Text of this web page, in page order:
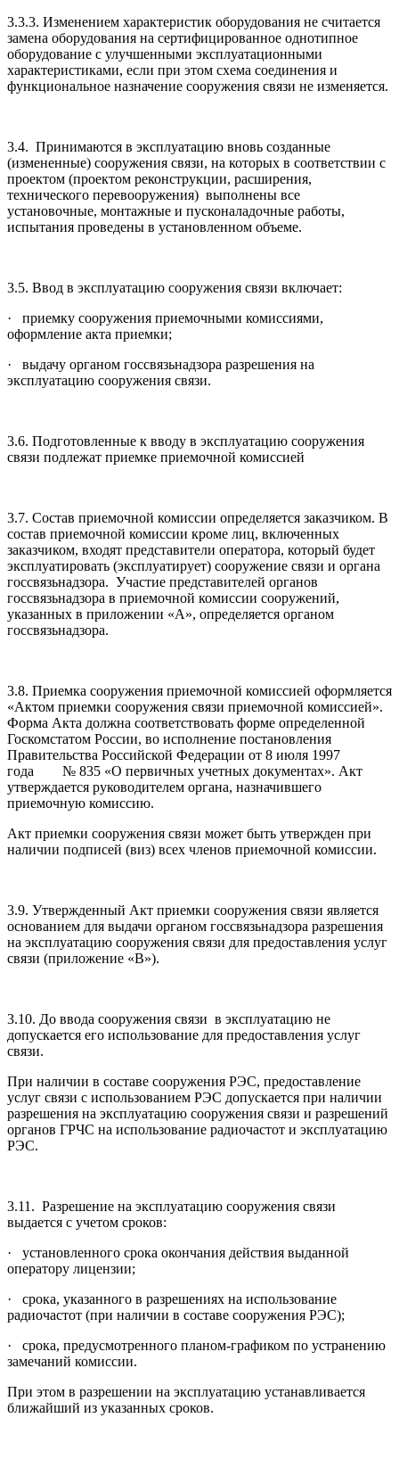
3.3.3. Изменением характеристик оборудования не считается
замена оборудования на сертифицированное однотипное
оборудование с улучшенными эксплуатационными
характеристиками, если при этом схема соединения и
функциональное назначение сооружения связи не изменяется.
3.4. Принимаются в эксплуатацию вновь созданные
(измененные) сооружения связи, на которых в соответствии с
проектом (проектом реконструкции, расширения,
технического перевооружения) выполнены все
установочные, монтажные и пусконаладочные работы,
испытания проведены в установленном объеме.
3.5. Ввод в эксплуатацию сооружения связи включает:
· приемку сооружения приемочными комиссиями,
оформление акта приемки;
· выдачу органом госсвязьнадзора разрешения на
эксплуатацию сооружения связи.
3.6. Подготовленные к вводу в эксплуатацию сооружения
связи подлежат приемке приемочной комиссией
3.7. Состав приемочной комиссии определяется заказчиком. В
состав приемочной комиссии кроме лиц, включенных
заказчиком, входят представители оператора, который будет
эксплуатировать (эксплуатирует) сооружение связи и органа
госсвязьнадзора. Участие представителей органов
госсвязьнадзора в приемочной комиссии сооружений,
указанных в приложении «А», определяется органом
госсвязьнадзора.
3.8. Приемка сооружения приемочной комиссией оформляется
«Актом приемки сооружения связи приемочной комиссией».
Форма Акта должна соответствовать форме определенной
Госкомстатом России, во исполнение постановления
Правительства Российской Федерации от 8 июля 1997
года № 835 «О первичных учетных документах». Акт
утверждается руководителем органа, назначившего
приемочную комиссию.
Акт приемки сооружения связи может быть утвержден при
наличии подписей (виз) всех членов приемочной комиссии.
3.9. Утвержденный Акт приемки сооружения связи является
основанием для выдачи органом госсвязьнадзора разрешения
на эксплуатацию сооружения связи для предоставления услуг
связи (приложение «В»).
3.10. До ввода сооружения связи в эксплуатацию не
допускается его использование для предоставления услуг
связи.
При наличии в составе сооружения РЭС, предоставление
услуг связи с использованием РЭС допускается при наличии
разрешения на эксплуатацию сооружения связи и разрешений
органов ГРЧС на использование радиочастот и эксплуатацию
РЭС.
3.11. Разрешение на эксплуатацию сооружения связи
выдается с учетом сроков:
· установленного срока окончания действия выданной
оператору лицензии;
· срока, указанного в разрешениях на использование
радиочастот (при наличии в составе сооружения РЭС);
· срока, предусмотренного планом-графиком по устранению
замечаний комиссии.
При этом в разрешении на эксплуатацию устанавливается
ближайший из указанных сроков.